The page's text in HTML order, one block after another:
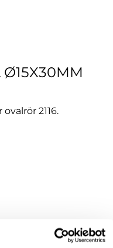
Ø15X30MM
2116.